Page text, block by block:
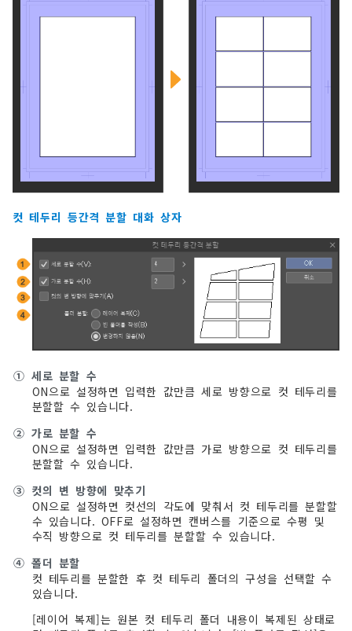
컷 테두리 등간격 분할 대화 상자
① 세로 분할 수
ON으로 설정하면 입력한 값만큼 세로 방향으로 컷 테두리를
분할할 수 있습니다.
② 가로 분할 수
ON으로 설정하면 입력한 값만큼 가로 방향으로 컷 테두리를
분할할 수 있습니다.
③ 컷의 변 방향에 맞추기
ON으로 설정하면 컷선의 각도에 맞춰서 컷 테두리를 분할할
수 있습니다. OFF로 설정하면 캔버스를 기준으로 수평 및
수직 방향으로 컷 테두리를 분할할 수 있습니다.
④ 폴더 분할
컷 테두리를 분할한 후 컷 테두리 폴더의 구성을 선택할 수
있습니다.
[레이어 복제]는 원본 컷 테두리 폴더 내용이 복제된 상태로